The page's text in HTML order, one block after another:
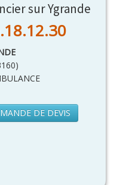
sur Ygrande
)
DE DEVIS